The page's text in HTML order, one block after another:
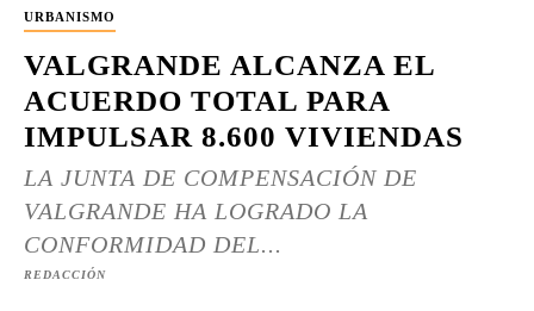
URBANISMO
VALGRANDE ALCANZA EL
ACUERDO TOTAL PARA
IMPULSAR 8.600 VIVIENDAS
LA JUNTA DE COMPENSACIÓN DE
VALGRANDE HA LOGRADO LA
CONFORMIDAD DEL...
REDACCIÓN